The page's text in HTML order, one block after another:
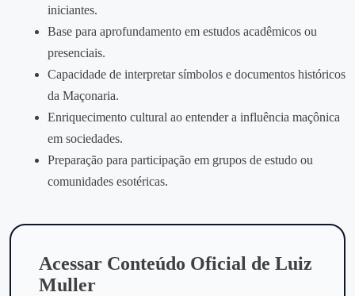
iniciantes.
Base para aprofundamento em estudos acadêmicos ou
presenciais.
Capacidade de interpretar símbolos e documentos históricos
da Maçonaria.
Enriquecimento cultural ao entender a influência maçônica
em sociedades.
Preparação para participação em grupos de estudo ou
comunidades esotéricas.
Acessar Conteúdo Oficial de Luiz
Muller